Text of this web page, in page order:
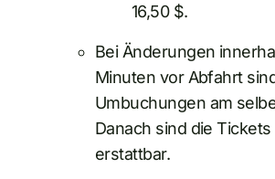
16,50 $.
Bei Änderungen
Minuten vor Abfahrt
Umbuchungen am
Danach sind die
erstattbar.